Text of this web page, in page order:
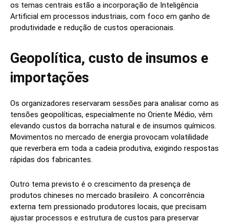
os temas centrais estão a incorporação de Inteligência
Artificial em processos industriais, com foco em ganho de
produtividade e redução de custos operacionais.
Geopolítica, custo de insumos e
importações
Os organizadores reservaram sessões para analisar como as
tensões geopolíticas, especialmente no Oriente Médio, vêm
elevando custos da borracha natural e de insumos químicos.
Movimentos no mercado de energia provocam volatilidade
que reverbera em toda a cadeia produtiva, exigindo respostas
rápidas dos fabricantes.
Outro tema previsto é o crescimento da presença de
produtos chineses no mercado brasileiro. A concorrência
externa tem pressionado produtores locais, que precisam
ajustar processos e estrutura de custos para preservar